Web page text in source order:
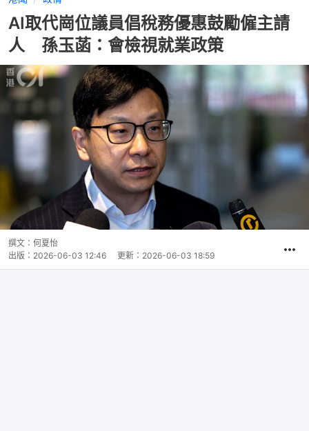
AI取代崗位議員倡稅務優惠鼓勵僱主請
人 孫玉菡：會檢視就業政策
撰文： 何夏怡
出版： 2026-06-03 12:46 更新： 2026-06-03 18:59